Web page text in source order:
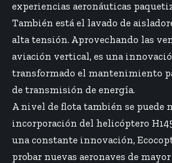
experiencias aeronáuticas
También está el lavado de
alta tensión. Aprovechando las
aviación vertical, es una
transformado el mantenimiento
de transmisión de energía.
A nivel de flota también se puede
incorporación del helicóptero
una constante innovación,
probar nuevas aeronaves de